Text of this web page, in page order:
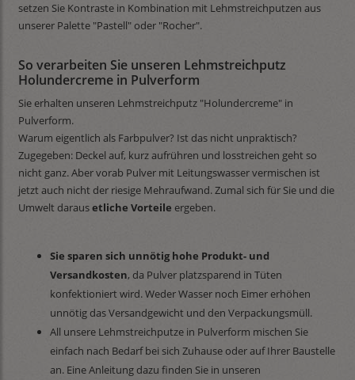
setzen Sie Kontraste in Kombination mit Lehmstreichputzen aus
unserer Palette "Pastell" oder "Rocher".
So verarbeiten Sie unseren Lehmstreichputz
Holundercreme in Pulverform
Sie erhalten unseren Lehmstreichputz "Holundercreme" in
Pulverform.
Warum eigentlich als Farbpulver? Ist das nicht unpraktisch?
Zugegeben: Deckel auf, kurz aufrühren und losstreichen geht so
nicht ganz. Aber vorab Pulver mit Leitungswasser vermischen ist
jetzt auch nicht der riesige Mehraufwand. Zumal sich für Sie und die
Umwelt darausetliche Vorteile ergeben.
Sie sparen sich unnötig hohe Produkt- und
Versandkosten, da Pulver platzsparend in Tüten
konfektioniert wird. Weder Wasser noch Eimer erhöhen
unnötig das Versandgewicht und den Verpackungsmüll.
All unsere Lehmstreichputze in Pulverform mischen Sie
einfach nach Bedarf bei sich Zuhause oder auf Ihrer Baustelle
an. Eine Anleitung dazu finden Sie in unseren